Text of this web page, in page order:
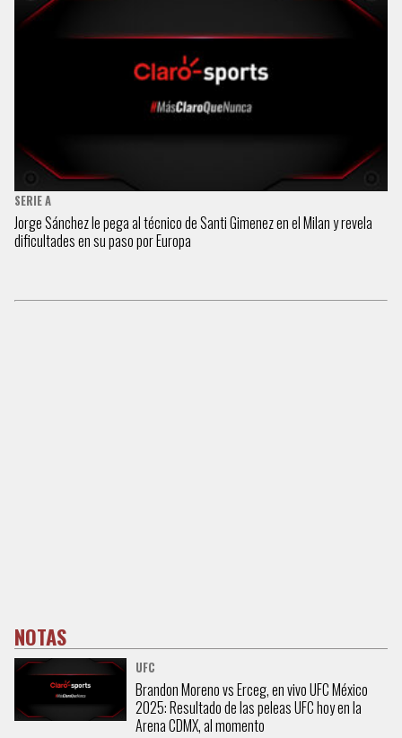
SERIE A
Jorge Sánchez le pega al técnico de Santi Gimenez en el Milan y revela
dificultades en su paso por Europa
NOTAS
UFC
Brandon Moreno vs Erceg, en vivo UFC México
2025: Resultado de las peleas UFC hoy en la
Arena CDMX, al momento